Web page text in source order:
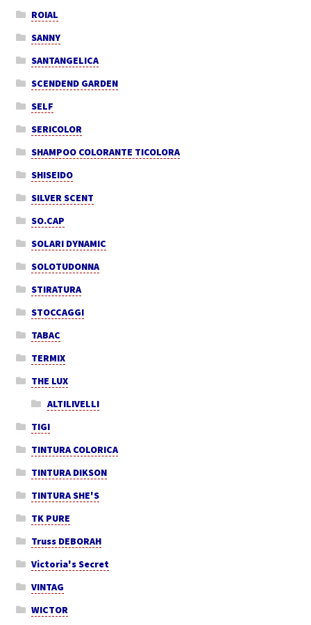
ROIAL
SANNY
SANTANGELICA
SCENDEND GARDEN
SELF
SERICOLOR
SHAMPOO COLORANTE TICOLORA
SHISEIDO
SILVER SCENT
SO.CAP
SOLARI DYNAMIC
SOLOTUDONNA
STIRATURA
STOCCAGGI
TABAC
TERMIX
THE LUX
ALTILIVELLI
TIGI
TINTURA COLORICA
TINTURA DIKSON
TINTURA SHE'S
TK PURE
Truss DEBORAH
Victoria's Secret
VINTAG
WICTOR